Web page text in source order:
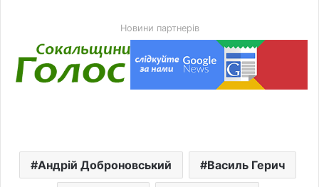
Новини партнерів
Андрій Доброновський Василь Герич